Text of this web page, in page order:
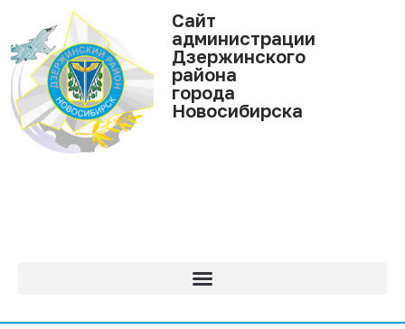
Cайт
администрации
Дзержинского
района
города
Новосибирска